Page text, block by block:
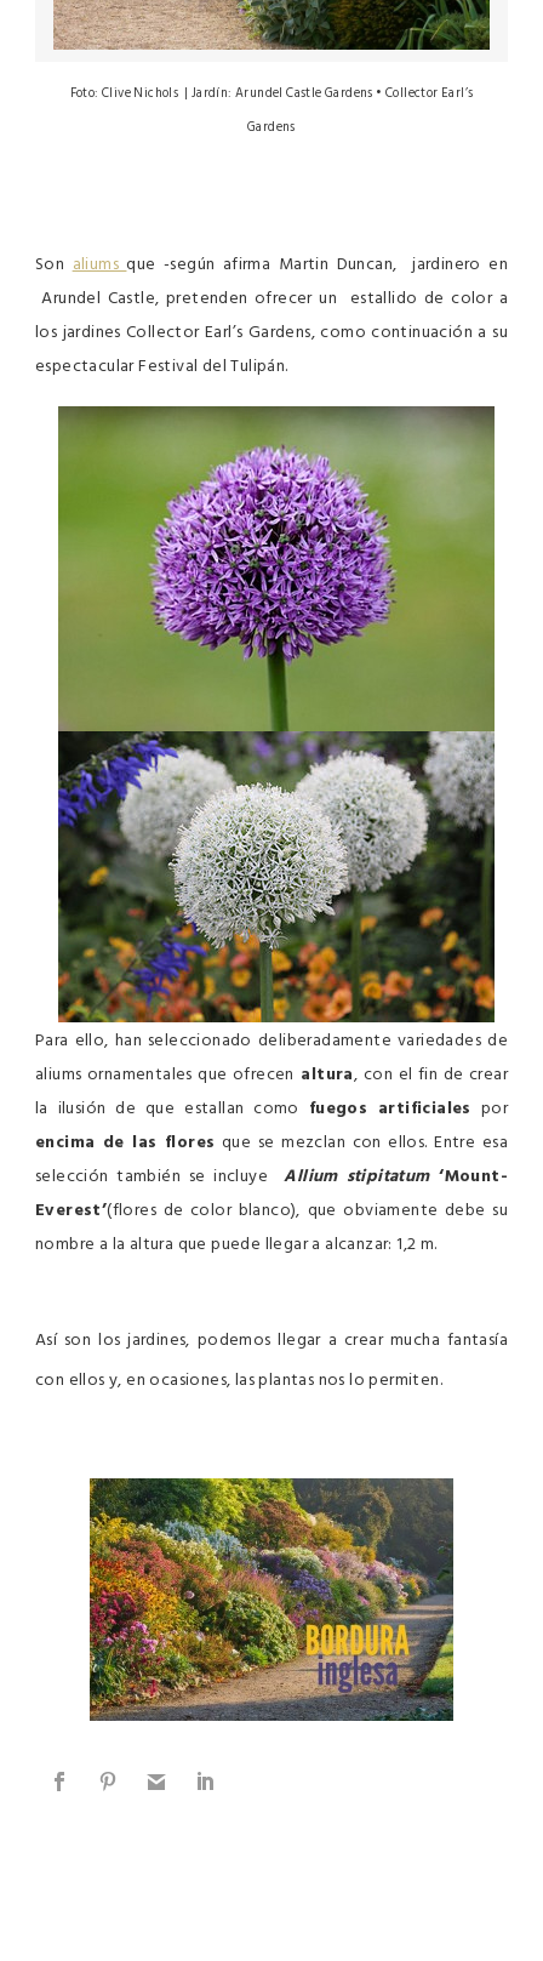
Foto: Clive Nichols | Jardín: Arundel Castle Gardens • Collector Earl’s
Gardens
Sonaliumsque -según afirma Martin Duncan, jardinero en
Arundel Castle, pretenden ofrecer un estallido de color a
los jardines Collector Earl’s Gardens, como continuación a su
espectacular Festival del Tulipán.
Para ello, han seleccionado deliberadamente variedades de
aliums ornamentales que ofrecen altura, con el fin de crear
la ilusión de que estallan como fuegos artificiales por
encima de las flores que se mezclan con ellos. Entre esa
selección también se incluyeAllium stipitatum‘Mount-
Everest’(flores de color blanco), que obviamente debe su
nombre a la altura que puede llegar a alcanzar: 1,2 m.
Así son los jardines, podemos llegar a crear mucha fantasía
con ellos y, en ocasiones, las plantas nos lo permiten.